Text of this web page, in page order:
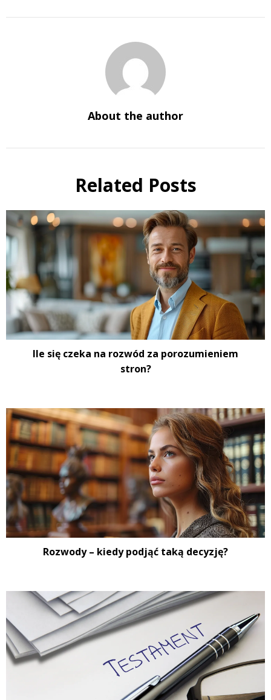
About the author
Related Posts
Ile się czeka na rozwód za porozumieniem
stron?
Rozwody – kiedy podjąć taką decyzję?